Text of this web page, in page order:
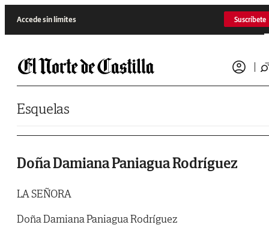
Accede sin límites Suscríbete
Esquelas
Doña Damiana Paniagua Rodríguez
LA SEÑORA
Doña Damiana Paniagua Rodríguez